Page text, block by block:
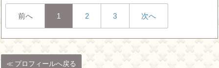
前へ 1 2 3 次へ
プロフィールへ戻る